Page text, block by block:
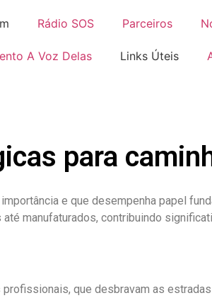
Rádio SOS Parceiros
A Voz Delas Links Úteis
para
e que desempenha papel
manufaturados, contribuindo
que desbravam as